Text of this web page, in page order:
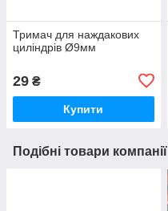
Тримач для наждакових
циліндрів Ø9мм
29 ₴
Купити
Подібні товари компанії